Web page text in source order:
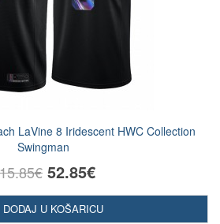
LaVine 8 Iridescent HWC Collection
Swingman
52.85€
DODAJ U KOŠARICU